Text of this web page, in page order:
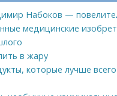
Набоков —
медицинские
в жару
которые лучше